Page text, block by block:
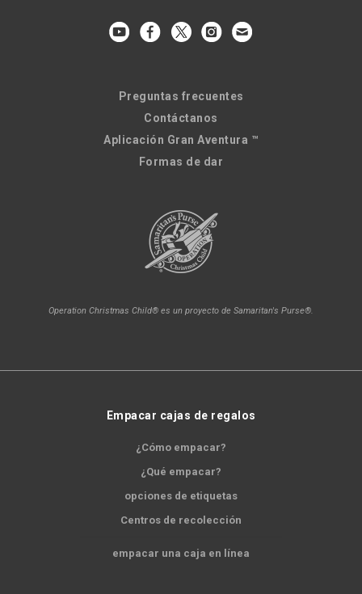
Preguntas frecuentes
Contáctanos
Aplicación Gran Aventura ™
Formas de dar
Operation Christmas Child® es un proyecto de Samaritan's Purse®.
Empacar cajas de regalos
¿Cómo empacar?
¿Qué empacar?
opciones de etiquetas
Centros de recolección
empacar una caja en línea